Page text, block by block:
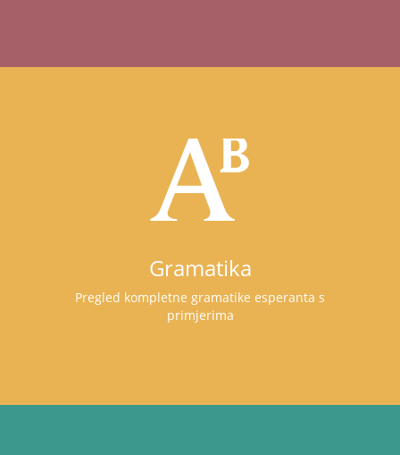
Gramatika
Pregled kompletne gramatike esperanta s
primjerima